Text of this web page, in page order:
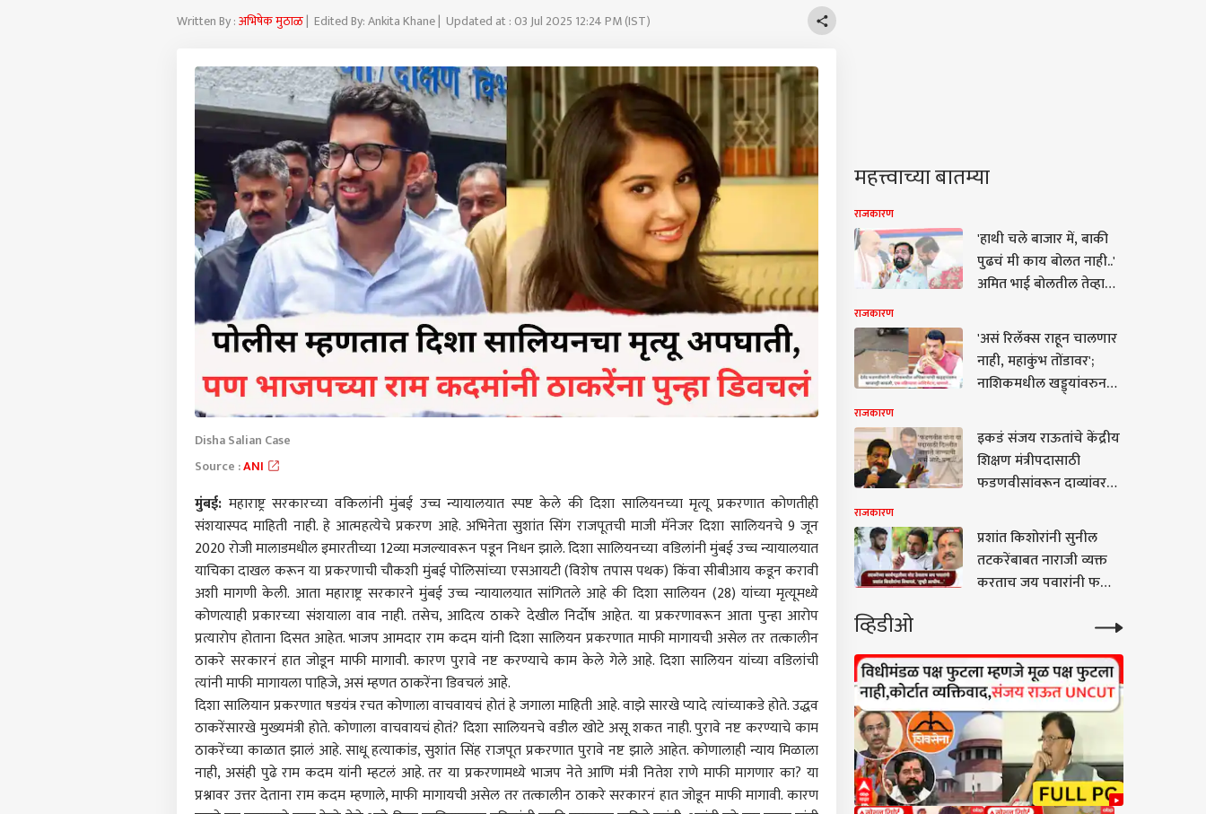
Written By :अभिषेक मुठाळ| Edited By: Ankita Khane | Updated at : 03 Jul 2025 12:24 PM (IST)
Disha Salian Case
Source :ANI
मुंबई: महाराष्ट्र सरकारच्या वकिलांनी मुंबई उच्च न्यायालयात स्पष्ट केले की दिशा सालियनच्या मृत्यू प्रकरणात कोणतीही
संशयास्पद माहिती नाही. हे आत्महत्येचे प्रकरण आहे. अभिनेता सुशांत सिंग राजपूतची माजी मॅनेजर दिशा सालियनचे 9 जून
2020 रोजी मालाडमधील इमारतीच्या 12व्या मजल्यावरून पडून निधन झाले. दिशा सालियनच्या वडिलांनी मुंबई उच्च न्यायालयात
याचिका दाखल करून या प्रकरणाची चौकशी मुंबई पोलिसांच्या एसआयटी (विशेष तपास पथक) किंवा सीबीआय कडून करावी
अशी मागणी केली. आता महाराष्ट्र सरकारनेमुंबई उच्च न्यायालयात सांगितले आहे की दिशा सालियन (28) यांच्या मृत्यूमध्ये
कोणत्याही प्रकारच्या संशयाला वाव नाही. तसेच, आदित्य ठाकरे देखील निर्दोष आहेत. या प्रकरणावरून आता पुन्हा आरोप
प्रत्यारोप होताना दिसत आहेत. भाजप आमदार राम कदम यांनी दिशा सालियन प्रकरणात माफी मागायची असेल तर तत्कालीन
ठाकरे सरकारनं हात जोडून माफी मागावी. कारण पुरावे नष्ट करण्याचे काम केले गेले आहे. दिशा सालियन यांच्या वडिलांची
त्यांनी माफी मागायला पाहिजे, असं म्हणत ठाकरेंना डिवचलं आहे.
दिशा सालियान प्रकरणात षडयंत्र रचत कोणाला वाचवायचं होतं हे जगाला माहिती आहे. वाझे सारखे प्यादे त्यांच्याकडे होते. उद्धव
ठाकरेंसारखे मुख्यमंत्री होते. कोणाला वाचवायचं होतं? दिशा सालियनचे वडील खोटे असू शकत नाही. पुरावे नष्ट करण्याचे काम
ठाकरेंच्या काळात झालं आहे. साधू हत्याकांड, सुशांत सिंह राजपूत प्रकरणात पुरावे नष्ट झाले आहेत. कोणालाही न्याय मिळाला
नाही, असंही पुढे राम कदम यांनी म्हटलं आहे. तर या प्रकरणामध्ये भाजप नेते आणि मंत्री नितेश राणे माफी मागणार का? या
प्रश्नावर उत्तर देताना राम कदम म्हणाले, माफी मागायची असेल तर तत्कालीन ठाकरे सरकारनं हात जोडून माफी मागावी. कारण
महत्त्वाच्या बातम्या
राजकारण
'हाथी चले बाजार में, बाकी
पुढचं मी काय बोलत नाही..'
अमित भाई बोलतील तेव्हा
त्यांना देशभक्ती दुसऱ्यांनी
शिकवायची गरज नाही,
मोदीजींच्या निवासाबाहेर
आंदोलन षड्यंत्र : एकनाथ
राजकारण
'असं रिलॅक्स राहून चालणार
नाही, महाकुंभ तोंडावर';
नाशिकमधील खड्ड्यांवरुन
अधिकाऱ्यांना सुनावलं
राजकारण
इकडं संजय राऊतांचे केंद्रीय
शिक्षण मंत्रीपदासाठी
फडणवीसांवरून दाव्यांवर
मांडली वेगळीच भूमिका! थेट
म्हणाले, 'त्यांना केंद्रात संधी
मिळाल्यास देशातील Gen Z
आणि काँग्रेस...'
राजकारण
प्रशांत किशोरांनी सुनील
तटकरेंबाबत नाराजी व्यक्त
करताच जय पवारांनी फक्त
व्हिडीओ